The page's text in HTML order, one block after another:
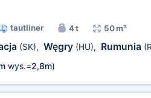
tautliner 4 t 50 m³
(SK), Węgry (HU), Rumunia
wys.=2,8m)